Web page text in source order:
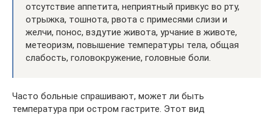
отсутствие аппетита, неприятный привкус во рту,
отрыжка, тошнота, рвота с примесями слизи и
желчи, понос, вздутие живота, урчание в животе,
метеоризм, повышение температуры тела, общая
слабость, головокружение, головные боли.
Часто больные спрашивают, может ли быть
температура при остром гастрите. Этот вид